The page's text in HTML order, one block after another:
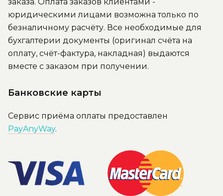
юридическими лицами возможна только по
безналичному расчёту. Все необходимые для
бухгалтерии документы (оригинал счёта на
оплату, счёт-фактура, накладная) выдаются
вместе с заказом при получении.
Банковские карты
Сервис приёма оплаты предоставлен
PayAnyWay.